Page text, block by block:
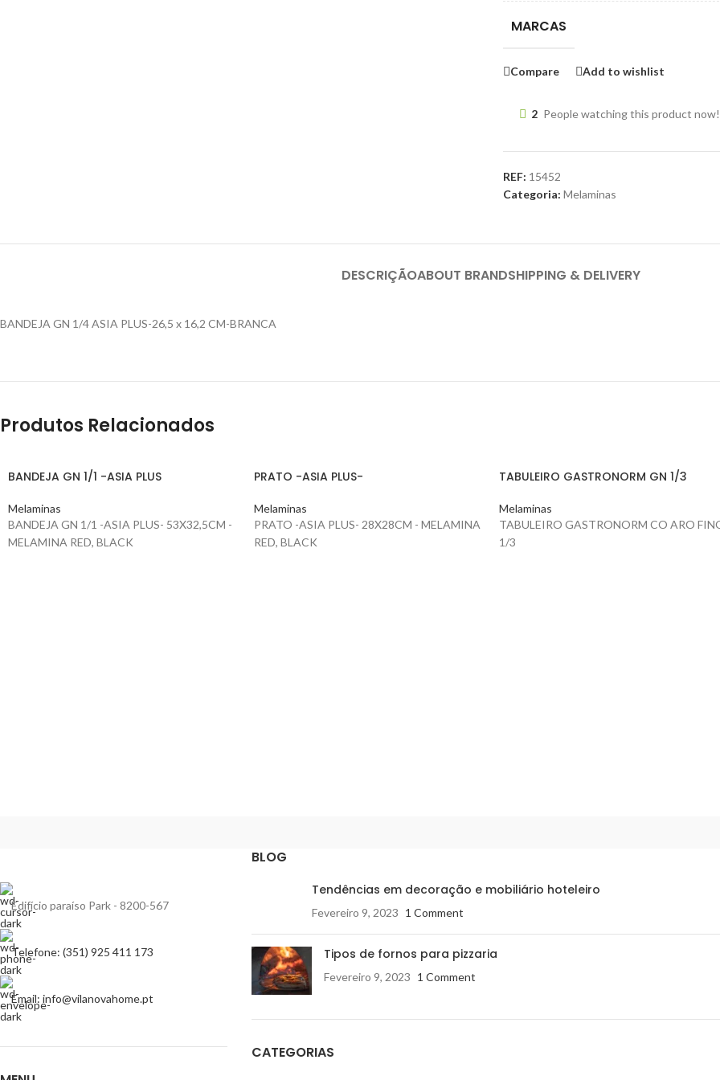
MARCAS
Compare Add to wishlist
2 People watching this product now!
REF: 15452
Categoria: Melaminas
DESCRIÇÃOABOUT BRANDSHIPPING & DELIVERY
BANDEJA GN 1/4 ASIA PLUS-26,5 x 16,2 CM-BRANCA
Produtos Relacionados
BANDEJA GN 1/1 -ASIA PLUS
Melaminas
BANDEJA GN 1/1 -ASIA PLUS- 53X32,5CM -
MELAMINA RED, BLACK
PRATO -ASIA PLUS-
Melaminas
PRATO -ASIA PLUS- 28X28CM - MELAMINA
RED, BLACK
TABULEIRO GASTRONORM GN 1/3
Melaminas
TABULEIRO GASTRONORM CO ARO
1/3
Edifício paraíso Park - 8200-567
Telefone: (351) 925 411 173
Email: info@vilanovahome.pt
BLOG
Tendências em decoração e mobiliário hoteleiro
Fevereiro 9, 2023 1 Comment
Tipos de fornos para pizzaria
Fevereiro 9, 2023 1 Comment
CATEGORIAS